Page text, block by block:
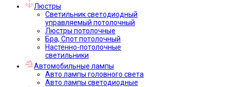
Люстры
Светильник светодиодный
управляемый потолочный
Люстры потолочные
Бра, Спот потолочный
Настенно-потолочные
светильники
Автомобильные лампы
Авто лампы головного света
Авто лампы светодиодные